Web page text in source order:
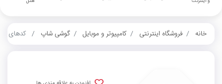
خانه فروشگاه اینترنتی کامپیوتر و موبایل گوشی شاپ کدهای